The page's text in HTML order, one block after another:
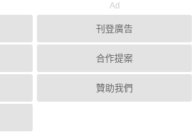
Ad
刊登廣告
合作提案
贊助我們